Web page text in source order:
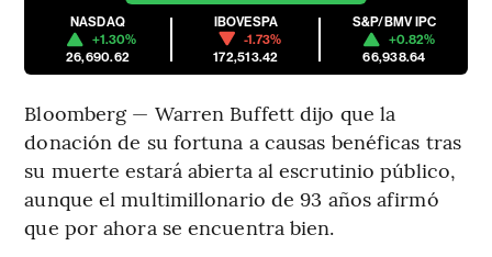
NASDAQ
+1.30%
26,690.62
IBOVESPA
-1.73%
172,513.42
S&P/BMV IPC
+0.82%
66,938.64
Bloomberg — Warren Buffett dijo que la
donación de su fortuna a causas benéficas tras
su muerte estará abierta al escrutinio público,
aunque el multimillonario de 93 años afirmó
que por ahora se encuentra bien.